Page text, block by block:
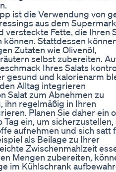
ist die Verwendung von
aus dem
versteckte Fette, die Ihren
Stattdessen
Zutaten wie Olivenöl,
selbst zubereiten.
Ihres Salats
gesund und kalorienarm
Alltag integrieren
Salat zum Abnehmen zu
ihn regelmäßig in Ihren
Planen Sie daher ein
ein, um sicherzustellen,
aufnehmen und sich satt
als Beilage zu Ihrer
Zwischenmahlzeit
Mengen zubereiten,
im Kühlschrank